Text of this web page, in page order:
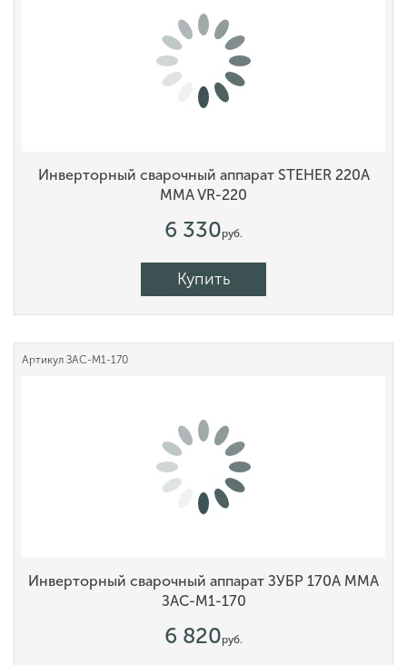
Инверторный сварочный аппарат STEHER 220А
MMA VR-220
6 330руб.
Купить
Артикул ЗАС-М1-170
Инверторный сварочный аппарат ЗУБР 170А MMA
ЗАС-М1-170
6 820руб.